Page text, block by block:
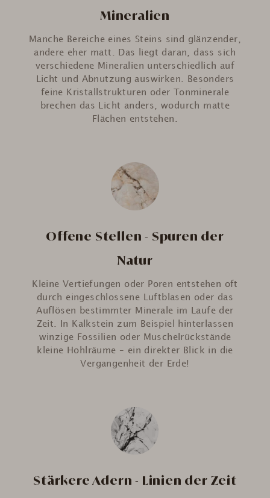
Mineralien
Manche Bereiche eines Steins sind glänzender,
andere eher matt. Das liegt daran, dass sich
verschiedene Mineralien unterschiedlich auf
Licht und Abnutzung auswirken. Besonders
feine Kristallstrukturen oder Tonminerale
brechen das Licht anders, wodurch matte
Flächen entstehen.
Offene Stellen - Spuren der
Natur
Kleine Vertiefungen oder Poren entstehen oft
durch eingeschlossene Luftblasen oder das
Auflösen bestimmter Minerale im Laufe der
Zeit. In Kalkstein zum Beispiel hinterlassen
winzige Fossilien oder Muschelrückstände
kleine Hohlräume – ein direkter Blick in die
Vergangenheit der Erde!
Stärkere Adern - Linien der Zeit